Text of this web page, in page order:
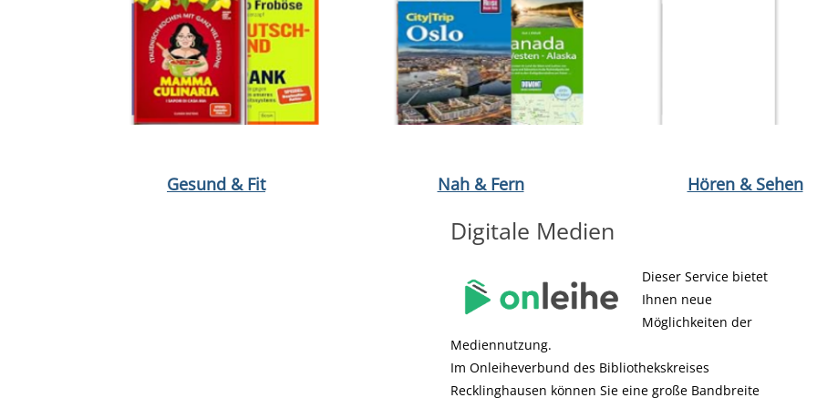
Gesund & Fit Nah & Fern Hören & Sehen
Digitale Medien
Dieser Service bietet
Ihnen neue
Möglichkeiten der
Mediennutzung.
Im Onleiheverbund des Bibliothekskreises
Recklinghausen können Sie eine große Bandbreite